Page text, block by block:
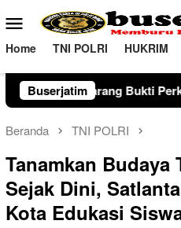
ke
konten
Menu
Mobile
Home TNI POLRI HUKRIM
Buserjatim
Umum
Beranda TNI POLRI
Tanamkan
Sejak Dini,
Kota Edukasi